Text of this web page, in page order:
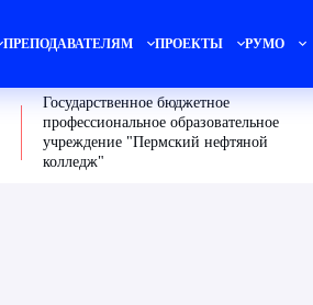
ПРЕПОДАВАТЕЛЯМ ПРОЕКТЫ РУМО
Государственное бюджетное
профессиональное образовательное
учреждение "Пермский нефтяной
колледж"